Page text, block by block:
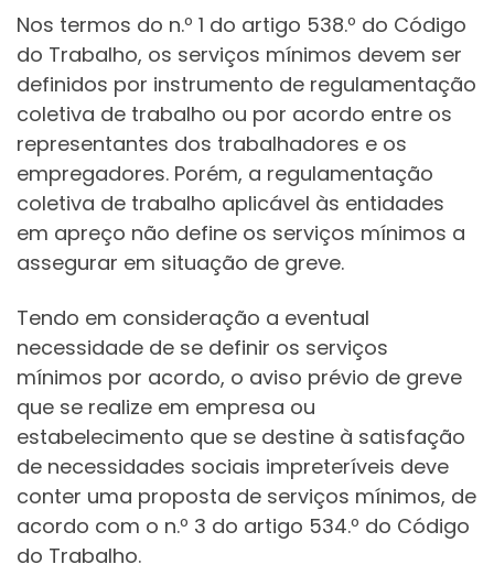
Nos termos do n.º 1 do artigo 538.º do Código
do Trabalho, os serviços mínimos devem ser
definidos por instrumento de regulamentação
coletiva de trabalho ou por acordo entre os
representantes dos trabalhadores e os
empregadores. Porém, a regulamentação
coletiva de trabalho aplicável às entidades
em apreço não define os serviços mínimos a
assegurar em situação de greve.
Tendo em consideração a eventual
necessidade de se definir os serviços
mínimos por acordo, o aviso prévio de greve
que se realize em empresa ou
estabelecimento que se destine à satisfação
de necessidades sociais impreteríveis deve
conter uma proposta de serviços mínimos, de
acordo com o n.º 3 do artigo 534.º do Código
do Trabalho.